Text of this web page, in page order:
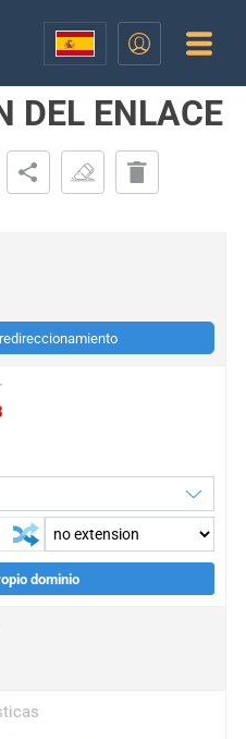
DEL ENLACE
dominio